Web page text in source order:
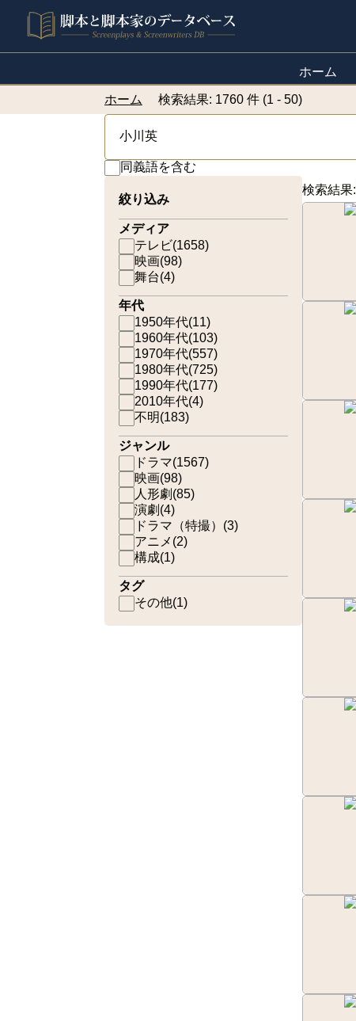
ホーム
ホーム 検索結果: 1760 件 (1 - 50)
同義語を含む
絞り込み
メディア
テレビ(1658)
映画(98)
舞台(4)
年代
1950年代(11)
1960年代(103)
1970年代(557)
1980年代(725)
1990年代(177)
2010年代(4)
不明(183)
ジャンル
ドラマ(1567)
映画(98)
人形劇 (85)
演劇 (4)
ドラマ（特撮） (3)
アニメ (2)
構成(1)
タグ
その他(1)
検索結果: